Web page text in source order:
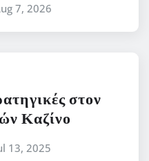
7, 2026
στον
Καζίνο
13, 2025